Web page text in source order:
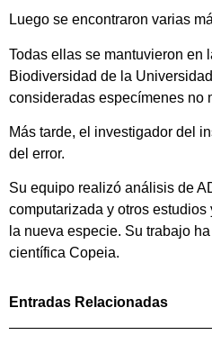
Luego se encontraron varias
Todas ellas se mantuvieron en
Biodiversidad de la
consideradas especímenes no
Más tarde, el investigador del
del error.
Su equipo realizó análisis de
computarizada y otros
la nueva especie. Su trabajo
científica Copeia.
Entradas Relacionadas